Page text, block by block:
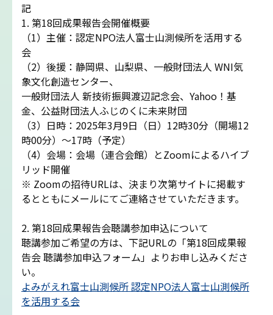
富士山の気象の特徴
富士登山ルールとマナー
イマフジプロジェクト
雷プロジェクト
気象測器設置プロジェクト
サイネージプロジェクト
プロフェッショナルのつぶやき
記
1. 第18回成果報告会開催概要
（1）主催：認定NPO法人富士山測候所を活用する
会
（2）後援：静岡県、山梨県、一般財団法人 WNI気
象文化創造センター、
一般財団法人 新技術振興渡辺記念会、Yahoo！基
金、公益財団法人ふじのくに未来財団
（3）日時：2025年3月9日（日）12時30分（開場12
時00分）～17時（予定）
（4）会場：会場（連合会館）とZoomによるハイブ
リッド開催
※ Zoomの招待URLは、決まり次第サイトに掲載す
るとともにメールにてご連絡させていただきます。
2. 第18回成果報告会聴講参加申込について
聴講参加ご希望の方は、下記URLの「第18回成果報
告会 聴講参加申込フォーム」よりお申し込みくださ
い。
よみがえれ富士山測候所 認定NPO法人富士山測候所
を活用する会